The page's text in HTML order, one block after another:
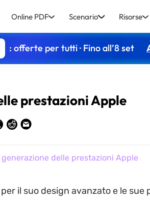
Online PDF Scenario Risorse
: offerte per tutti · Fino all’8 set
prestazioni Apple
delle prestazioni Apple
il suo design avanzato e le sue